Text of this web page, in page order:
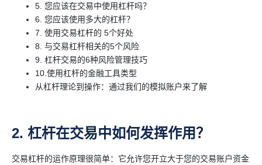
5. 您应该在交易中使用杠杆吗？
6. 您应该使用多大的杠杆？
7. 使用交易杠杆的 5个好处
8. 与交易杠杆相关的5个风险
9. 杠杆交易的6种风险管理技巧
10.使用杠杆的金融工具类型
从杠杆理论到操作：通过我们的模拟账户来了解
2. 杠杆在交易中如何发挥作用？
交易杠杆的运作原理很简单：它允许您开立大于您的交易账户资金